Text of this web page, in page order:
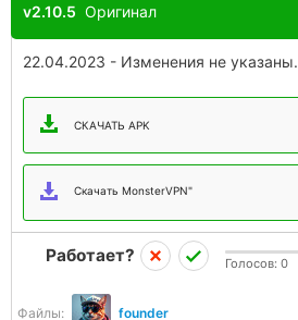
v2.10.5 Оригинал
22.04.2023 - Изменения не указаны.
СКАЧАТЬ APK
Скачать MonsterVPN"
Файлы: founder
Работает? Голосов: 0